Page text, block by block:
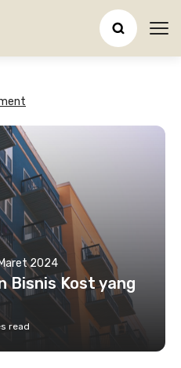
2024
Bisnis Kost yang
read